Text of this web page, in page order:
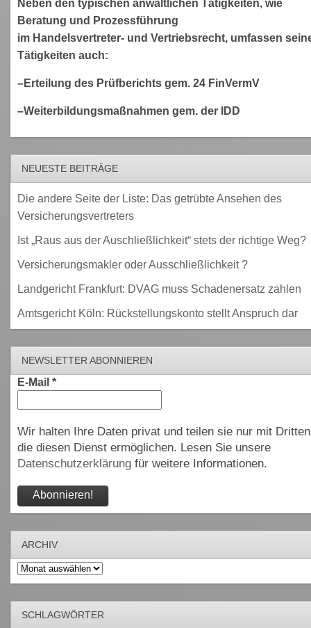
Neben den typischen anwaltlichen Tätigkeiten, wie
Beratung und Prozessführung
im Handelsvertreter- und Vertriebsrecht, umfassen
Tätigkeiten auch:
–Erteilung des Prüfberichts gem. 24 FinVermV
–Weiterbildungsmaßnahmen gem. der IDD
NEUESTE BEITRÄGE
Die andere Seite der Liste: Das getrübte Ansehen des
Versicherungsvertreters
Ist „Raus aus der Auschließlichkeit“ stets der richtige Weg?
Versicherungsmakler oder Ausschließlichkeit ?
Landgericht Frankfurt: DVAG muss Schadenersatz zahlen
Amtsgericht Köln: Rückstellungskonto stellt Anspruch dar
NEWSLETTER ABONNIEREN
E-Mail *
Wir halten Ihre Daten privat und teilen sie nur mit
die diesen Dienst ermöglichen. Lesen Sie unsere
Datenschutzerklärungfür weitere Informationen.
ARCHIV
Archiv
SCHLAGWÖRTER